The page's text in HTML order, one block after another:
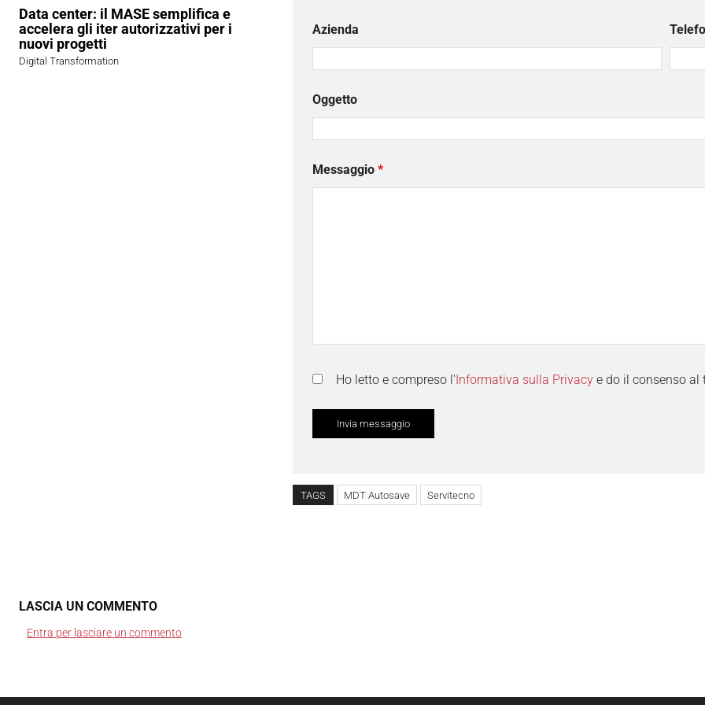
Data center: il MASE semplifica e
accelera gli iter autorizzativi per i
nuovi progetti
Digital Transformation
Azienda
Oggetto
Messaggio *
Ho letto e compreso l'Informativa sulla Privacy e do il consenso al
TAGS MDT Autosave Servitecno
LASCIA UN COMMENTO
Entra per lasciare un commento